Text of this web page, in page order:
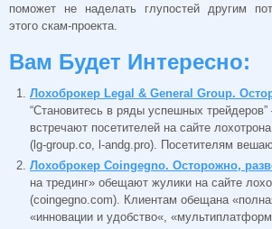
поможет не наделать глупостей другим
этого скам-проекта.
Вам Будет Интересно:
Лохоброкер Legal & General Group.
“Становитесь в ряды успешных трейдеров”
встречают посетителей на сайте
(lg-group.cо, l-andg.pro). Посетителям
Лохоброкер Coingegno. Осторожно,
на трединг» обещают жулики на сайте
(coingegno.com). Клиентам обещана
«инновации и удобство«,